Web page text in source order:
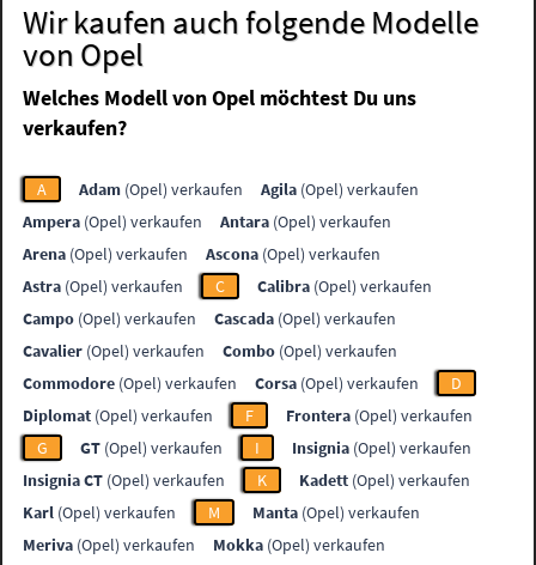
Wir kaufen auch folgende Modelle
von Opel
Welches Modell von Opel möchtest Du uns
verkaufen?
A Adam (Opel) verkaufen Agila (Opel) verkaufen
Ampera (Opel) verkaufen Antara (Opel) verkaufen
Arena (Opel) verkaufen Ascona (Opel) verkaufen
Astra (Opel) verkaufen C Calibra (Opel) verkaufen
Campo (Opel) verkaufen Cascada (Opel) verkaufen
Cavalier (Opel) verkaufen Combo (Opel) verkaufen
Commodore (Opel) verkaufen Corsa (Opel) verkaufen
D
Diplomat (Opel) verkaufen F Frontera (Opel) verkaufen
G
GT (Opel) verkaufen I Insignia (Opel) verkaufen
Insignia CT (Opel) verkaufen K Kadett (Opel) verkaufen
Karl (Opel) verkaufen M Manta (Opel) verkaufen
Meriva (Opel) verkaufen Mokka (Opel) verkaufen